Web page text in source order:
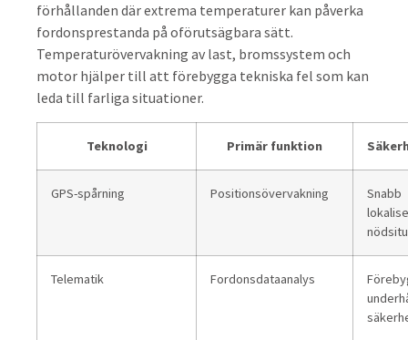
förhållanden där extrema temperaturer kan påverka
fordonsprestanda på oförutsägbara sätt.
Temperaturövervakning av last, bromssystem och
motor hjälper till att förebygga tekniska fel som kan
leda till farliga situationer.
Teknologi Primär funktion
GPS-spårning Positionsövervakning
Snabb
Telematik Fordonsdataanalys